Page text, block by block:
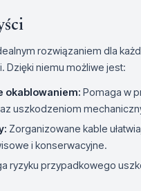
rozwiązaniem dla
Dzięki niemu możliwe jest:
okablowaniem: Pomaga w
uszkodzeniom
Zorganizowane kable
i konserwacyjne.
ryzyku przypadkowego